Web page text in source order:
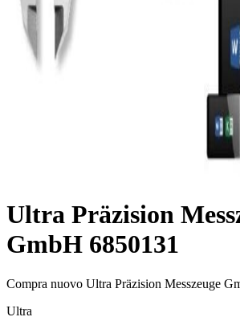
Ultra Präzision
GmbH 6850131
Compra nuovo Ultra Präzision Messzeuge
Ultra